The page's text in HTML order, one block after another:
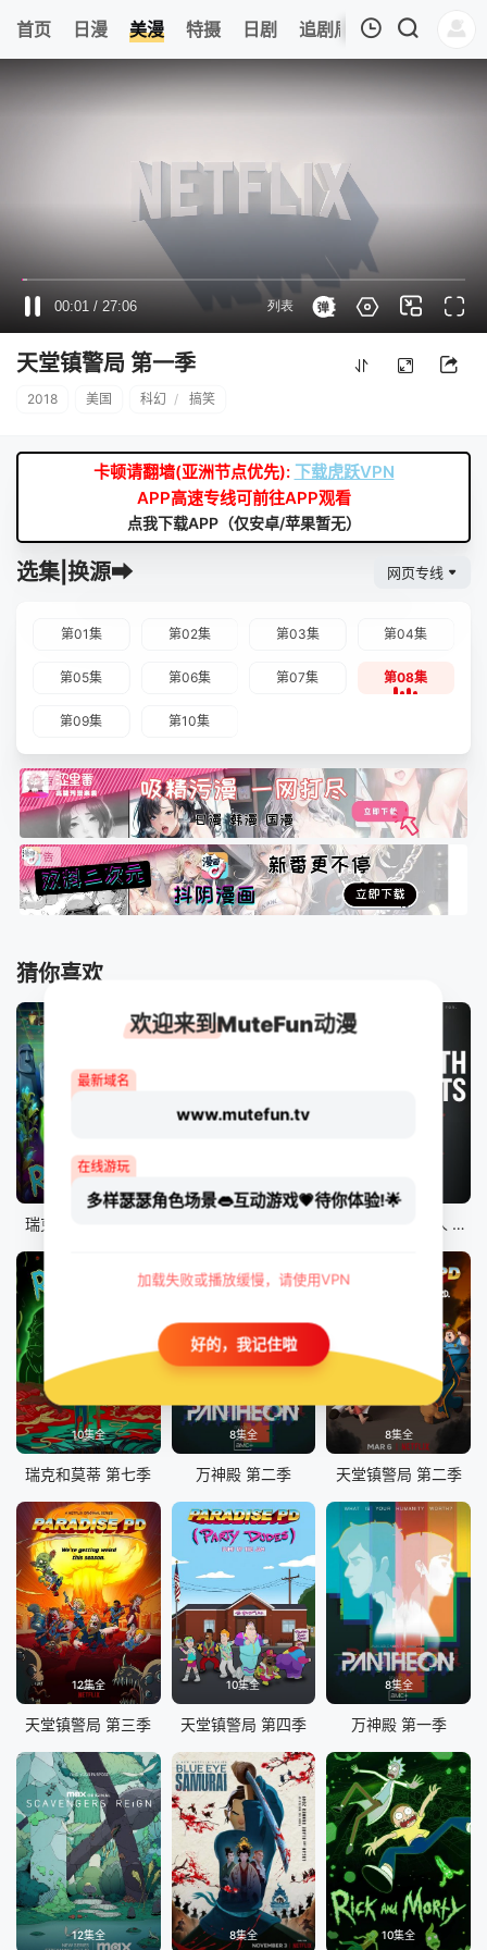
首页 日漫 美漫 特摄 日剧 追剧周表 今日更新
我的观影记录
暂无观看影片的记录
天堂镇警局 第一季
2018 美国 科幻 / 搞笑
卡顿请翻墙(亚洲节点优先): 下载虎跃VPN
APP高速专线可前往APP观看
点我下载APP（仅安卓/苹果暂无）
选集|换源➡ 网页专线
第01集 第02集 第03集 第04集
第05集 第06集 第07集 第08集
第09集 第10集
猜你喜欢
10集全
瑞克和莫蒂 第八季 爱、死亡和机器人 第三季
10集全
瑞克和莫蒂 第七季
8集全
万神殿 第二季
8集全
天堂镇警局 第二季
12集全
天堂镇警局 第三季
10集全
天堂镇警局 第四季
8集全
万神殿 第一季
12集全 8集全 10集全
欢迎来到MuteFun动漫
最新域名
www.mutefun.tv
在线游玩
多样瑟瑟角色场景👄互动游戏💗待你体验!🌟
加载失败或播放缓慢，请使用VPN
好的，我记住啦